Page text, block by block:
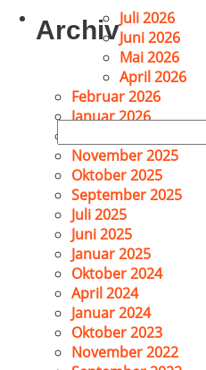
nach:
ArchivJuli 2026
Juni 2026
Mai 2026
April 2026
Februar 2026
Januar 2026
November 2025
Oktober 2025
September 2025
Juli 2025
Juni 2025
Januar 2025
Oktober 2024
April 2024
Januar 2024
Oktober 2023
November 2022